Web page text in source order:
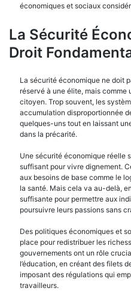
économiques et sociaux
La Sécurité
Droit
La sécurité économique ne doit
réservé à une élite, mais
citoyen. Trop souvent, les
accumulation disproportionnée
quelques-uns tout en laissant
dans la précarité.
Une sécurité économique réelle
suffisant pour vivre dignement.
aux besoins de base comme le
la santé. Mais cela va au-delà,
suffisante pour permettre aux
poursuivre leurs passions sans
Des politiques économiques et
place pour redistribuer les
gouvernements ont un rôle
l’éducation, en créant des filets
imposant des régulations qui
travailleurs.